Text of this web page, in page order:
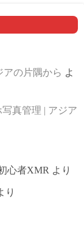
の片隅から よ
真管理 | アジア
心者XMR より
り